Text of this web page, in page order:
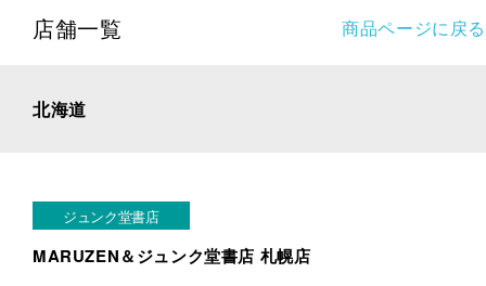
店舗一覧 商品ページに戻る
北海道
ジュンク堂書店
MARUZEN＆ジュンク堂書店 札幌店